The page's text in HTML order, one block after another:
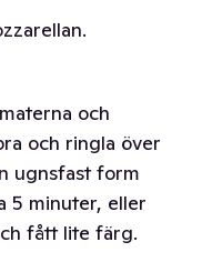
och
och ringla över
ugnsfast form
5 minuter, eller
fått lite färg.